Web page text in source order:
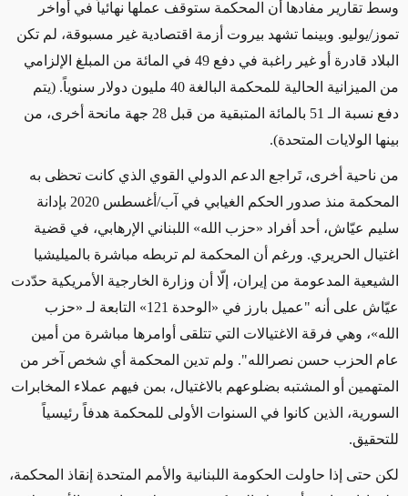
وسط تقارير مفادها أن المحكمة ستوقف عملها نهائياً في أواخر
تموز/يوليو. وبينما تشهد بيروت أزمة اقتصادية غير مسبوقة، لم تكن
البلاد قادرة أو غير راغبة في
دفع 49 في المائة من المبلغ الإلزامي
من الميزانية الحالية للمحكمة البالغة 40 مليون دولار سنوياً.
(يتم
دفع نسبة الـ 51 بالمائة المتبقية من قبل 28 جهة مانحة أخرى، من
بينها الولايات المتحدة).
من ناحية أخرى، تَراجع الدعم الدولي القوي الذي كانت تحظى به
المحكمة منذ صدور الحكم الغيابي في آب/أغسطس 2020 بإدانة
سليم عيّاش، أحد أفراد «حزب الله» اللبناني الإرهابي، في قضية
اغتيال الحريري. ورغم أن المحكمة لم تربطه مباشرة بالميليشيا
الشيعية المدعومة من إيران، إلّا أن وزارة الخارجية الأمريكية حدّدت
عيّاش على أنه "عميل بارز في « الوحدة 121 » التابعة لـ «حزب
الله»، وهي فرقة الاغتيالات التي تتلقى أوامرها مباشرة من أمين
عام الحزب حسن نصرالله". ولم تدين المحكمة أي شخص آخر من
المتهمين أو المشتبه بضلوعهم بالاغتيال، بمن فيهم عملاء المخابرات
السورية، الذين كانوا في السنوات الأولى للمحكمة هدفاً رئيسياً
للتحقيق.
لكن حتى إذا حاولت الحكومة اللبنانية والأمم المتحدة إنقاذ المحكمة،